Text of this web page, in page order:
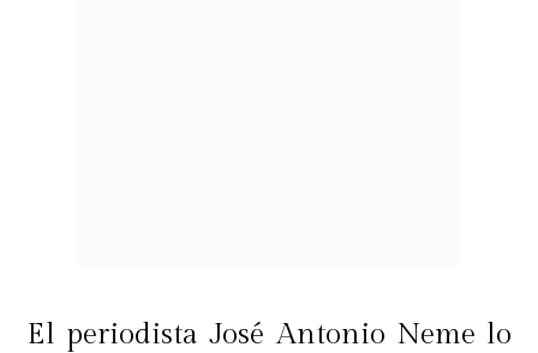
El periodista José Antonio Neme lo